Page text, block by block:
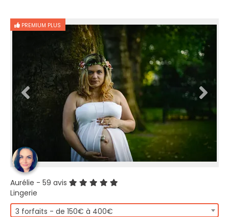
PREMIUM PLUS
Aurélie - 59 avis
Lingerie
3 forfaits - de 150€ à 400€